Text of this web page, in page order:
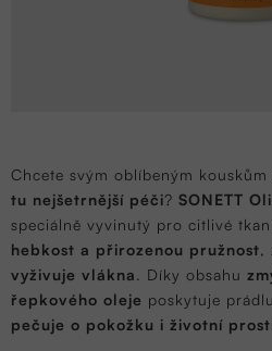
Chcete svým oblíbeným
tu nejšetrnější péči? SONETT
speciálně vyvinutý pro citlivé
hebkost a přirozenou pružnost,
vyživuje vlákna. Díky obsahu
řepkového oleje poskytuje
pečuje o pokožku i životní